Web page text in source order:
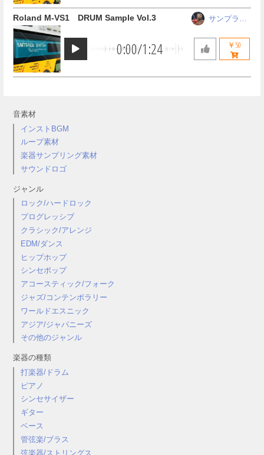
音素材
インストBGM
ループ素材
楽器サンプリング素材
サウンドロゴ
ジャンル
ロック/ハードロック
プログレッシブ
クラシック/アレンジ
EDM/ダンス
ヒップホップ
シンセポップ
アコースティック/フォーク
ジャズ/コンテンポラリー
ワールドエスニック
アジア/ジャパニーズ
その他のジャンル
楽器の種類
打楽器/ドラム
ピアノ
シンセサイザー
ギター
ベース
管弦楽/ブラス
弦楽器/ストリングス
0:00/1:24
Roland M-VS1 DRUM Sample Vol.3
サンプラー
￥50